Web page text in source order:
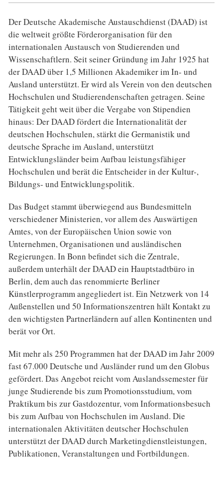
Der Deutsche Akademische Austauschdienst (DAAD) ist
die weltweit größte Förderorganisation für den
internationalen Austausch von Studierenden und
Wissenschaftlern. Seit seiner Gründung im Jahr 1925 hat
der DAAD über 1,5 Millionen Akademiker im In- und
Ausland unterstützt. Er wird als Verein von den deutschen
Hochschulen und Studierendenschaften getragen. Seine
Tätigkeit geht weit über die Vergabe von Stipendien
hinaus: Der DAAD fördert die Internationalität der
deutschen Hochschulen, stärkt die Germanistik und
deutsche Sprache im Ausland, unterstützt
Entwicklungsländer beim Aufbau leistungsfähiger
Hochschulen und berät die Entscheider in der Kultur-,
Bildungs- und Entwicklungspolitik.
Das Budget stammt überwiegend aus Bundesmitteln
verschiedener Ministerien, vor allem des Auswärtigen
Amtes, von der Europäischen Union sowie von
Unternehmen, Organisationen und ausländischen
Regierungen. In Bonn befindet sich die Zentrale,
außerdem unterhält der DAAD ein Hauptstadtbüro in
Berlin, dem auch das renommierte Berliner
Künstlerprogramm angegliedert ist. Ein Netzwerk von 14
Außenstellen und 50 Informationszentren hält Kontakt zu
den wichtigsten Partnerländern auf allen Kontinenten und
berät vor Ort.
Mit mehr als 250 Programmen hat der DAAD im Jahr 2009
fast 67.000 Deutsche und Ausländer rund um den Globus
gefördert. Das Angebot reicht vom Auslandssemester für
junge Studierende bis zum Promotionsstudium, vom
Praktikum bis zur Gastdozentur, vom Informationsbesuch
bis zum Aufbau von Hochschulen im Ausland. Die
internationalen Aktivitäten deutscher Hochschulen
unterstützt der DAAD durch Marketingdienstleistungen,
Publikationen, Veranstaltungen und Fortbildungen.